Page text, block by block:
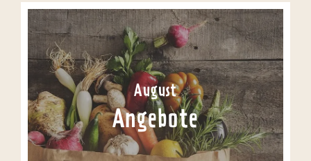
August
Angebote